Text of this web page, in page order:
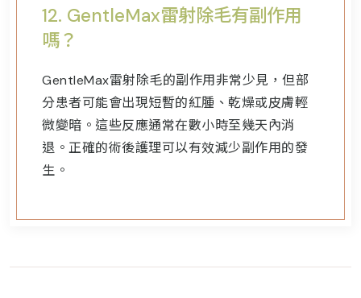
12. GentleMax雷射除毛有副作用
嗎？
GentleMax雷射除毛的副作用非常少見，但部
分患者可能會出現短暫的紅腫、乾燥或皮膚輕
微變暗。這些反應通常在數小時至幾天內消
退。正確的術後護理可以有效減少副作用的發
生。